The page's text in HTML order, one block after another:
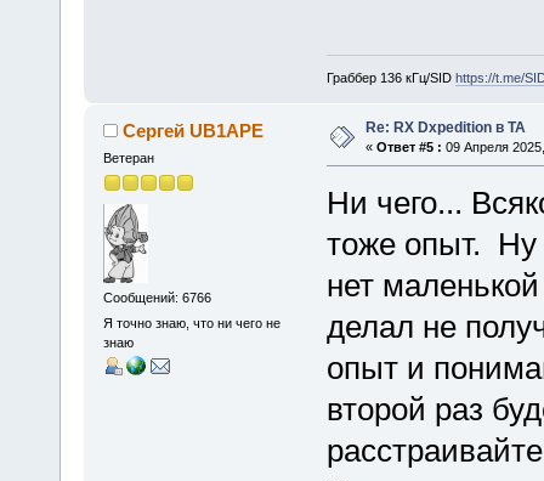
Граббер 136 кГц/SID https://t.me/
Сергей UB1APE
Ветеран
Сообщений: 6766
Я точно знаю, что ни чего не
знаю
Re: RX Dxpedition в TA
« Ответ #5 : 09 Апреля
Ни чего...
тоже опыт. Ну
нет
делал не
опыт и
второй раз